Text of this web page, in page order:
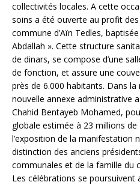
collectivités locales. A cette
soins a été ouverte au profit
commune d’Aïn Tedles,
Abdallah ». Cette structure
de dinars, se compose d’une
de fonction, et assure une
près de 6.000 habitants. Dans
nouvelle annexe administrative
Chahid Bentayeb Mohamed,
globale estimée à 23 millions
l’exposition de la manifestation
distinction des anciens
communales et de la famille du
Les célébrations se poursuivent